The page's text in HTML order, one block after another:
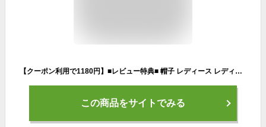
【クーポン利用で1180円】■レビュー特典■ 帽子 レディース レディちょう結びリボンキャップ大きなつば 360°シェードかわいいキャップUVカット 夏の折り畳み 帽子 可愛いリボン付き 日よけ吸汗 速乾 軽量 折りたたみ 可能 メンズ レディース
この商品をサイトでみる